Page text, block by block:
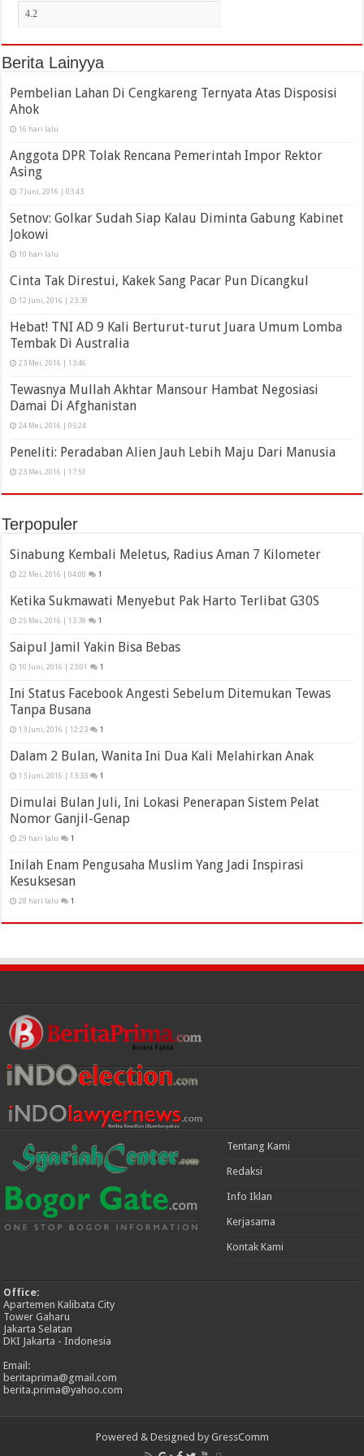
Berita Lainyya
Pembelian Lahan Di Cengkareng Ternyata Atas Disposisi
Ahok
16 hari lalu
Anggota DPR Tolak Rencana Pemerintah Impor Rektor
Asing
7 Juni, 2016 | 03:43
Setnov: Golkar Sudah Siap Kalau Diminta Gabung Kabinet
Jokowi
10 hari lalu
Cinta Tak Direstui, Kakek Sang Pacar Pun Dicangkul
12 Juni, 2016 | 23:39
Hebat! TNI AD 9 Kali Berturut-turut Juara Umum Lomba
Tembak Di Australia
23 Mei, 2016 | 13:46
Tewasnya Mullah Akhtar Mansour Hambat Negosiasi
Damai Di Afghanistan
24 Mei, 2016 | 05:24
Peneliti: Peradaban Alien Jauh Lebih Maju Dari Manusia
23 Mei, 2016 | 17:51
Terpopuler
Sinabung Kembali Meletus, Radius Aman 7 Kilometer
22 Mei, 2016 | 04:00 1
Ketika Sukmawati Menyebut Pak Harto Terlibat G30S
25 Mei, 2016 | 13:39 1
Saipul Jamil Yakin Bisa Bebas
10 Juni, 2016 | 23:01 1
Ini Status Facebook Angesti Sebelum Ditemukan Tewas
Tanpa Busana
13 Juni, 2016 | 12:23 1
Dalam 2 Bulan, Wanita Ini Dua Kali Melahirkan Anak
13 Juni, 2016 | 13:33 1
Dimulai Bulan Juli, Ini Lokasi Penerapan Sistem Pelat
Nomor Ganjil-Genap
29 hari lalu 1
Inilah Enam Pengusaha Muslim Yang Jadi Inspirasi
Kesuksesan
28 hari lalu 1
Tentang Kami
Redaksi
Info Iklan
Kerjasama
Kontak Kami
Office:
Apartemen Kalibata City
Tower Gaharu
Jakarta Selatan
DKI Jakarta - Indonesia
Email:
beritaprima@gmail.com
berita.prima@yahoo.com
Powered & Designed by GressComm